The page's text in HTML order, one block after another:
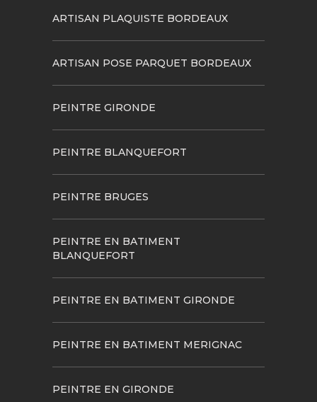
ARTISAN PLAQUISTE BORDEAUX
ARTISAN POSE PARQUET BORDEAUX
PEINTRE GIRONDE
PEINTRE BLANQUEFORT
PEINTRE BRUGES
PEINTRE EN BATIMENT
BLANQUEFORT
PEINTRE EN BATIMENT GIRONDE
PEINTRE EN BATIMENT MERIGNAC
PEINTRE EN GIRONDE